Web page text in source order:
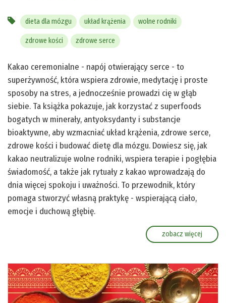
dieta dla mózgu układ krążenia wolne rodniki
zdrowe kości zdrowe serce
Kakao ceremonialne - napój otwierający serce - to
superżywność, która wspiera zdrowie, medytację i proste
sposoby na stres, a jednocześnie prowadzi cię w głąb
siebie. Ta książka pokazuje, jak korzystać z superfoods
bogatych w minerały, antyoksydanty i substancje
bioaktywne, aby wzmacniać układ krążenia, zdrowe serce,
zdrowe kości i budować dietę dla mózgu. Dowiesz się, jak
kakao neutralizuje wolne rodniki, wspiera terapie i pogłębia
świadomość, a także jak rytuały z kakao wprowadzają do
dnia więcej spokoju i uważności. To przewodnik, który
pomaga stworzyć własną praktykę - wspierającą ciało,
emocje i duchową głębię.
zobacz więcej